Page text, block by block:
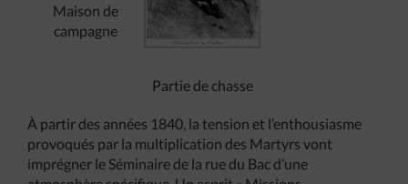
Maison de
campagne
Partie de chasse
À partir des années 1840, la tension et l’enthousiasme
provoqués par la multiplication des Martyrs vont
imprégner le Séminaire de la rue du Bac d’une